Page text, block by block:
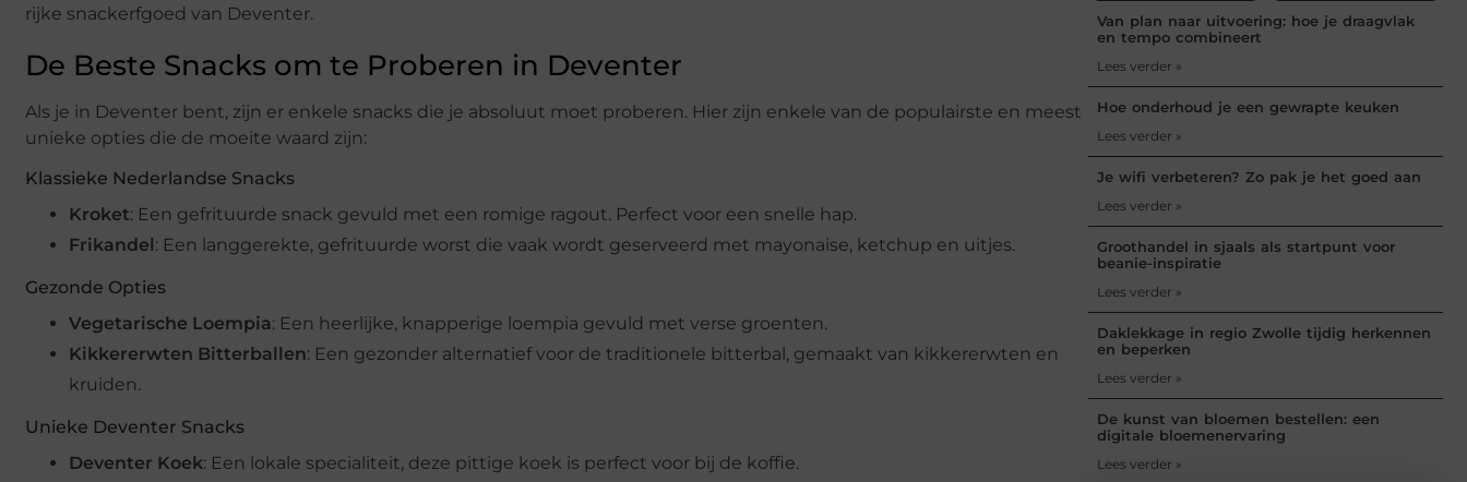
rijke snackerfgoed van Deventer.
De Beste Snacks om te Proberen in Deventer
Als je in Deventer bent, zijn er enkele snacks die je absoluut moet proberen. Hier zijn enkele van de populairste en meest
unieke opties die de moeite waard zijn:
Klassieke Nederlandse Snacks
Kroket: Een gefrituurde snack gevuld met een romige ragout. Perfect voor een snelle hap.
Frikandel: Een langgerekte, gefrituurde worst die vaak wordt geserveerd met mayonaise, ketchup en uitjes.
Gezonde Opties
Vegetarische Loempia: Een heerlijke, knapperige loempia gevuld met verse groenten.
Kikkererwten Bitterballen: Een gezonder alternatief voor de traditionele bitterbal, gemaakt van kikkererwten en
kruiden.
Unieke Deventer Snacks
Deventer Koek: Een lokale specialiteit, deze pittige koek is perfect voor bij de koffie.
Van plan naar uitvoering: hoe je draagvlak
en tempo combineert
Lees verder »
Hoe onderhoud je een gewrapte keuken
Lees verder »
Je wifi verbeteren? Zo pak je het goed aan
Lees verder »
Groothandel in sjaals als startpunt voor
beanie-inspiratie
Lees verder »
Daklekkage in regio Zwolle tijdig herkennen
en beperken
Lees verder »
De kunst van bloemen bestellen: een
digitale bloemenervaring
Lees verder »